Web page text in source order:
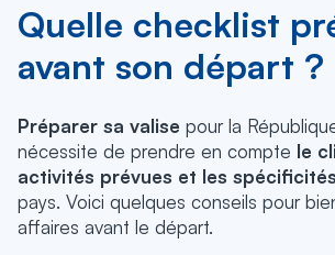
Quelle checklist
avant son départ ?
Préparer sa valise pour la
nécessite de prendre en compte le
activités prévues et les
pays. Voici quelques conseils pour
affaires avant le départ.